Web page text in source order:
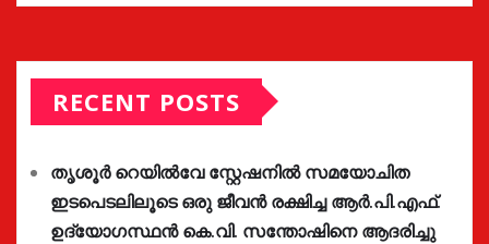
RECENT POSTS
തൃശൂർ റെയിൽവേ സ്റ്റേഷനിൽ സമയോചിത
ഇടപെടലിലൂടെ ഒരു ജീവൻ രക്ഷിച്ച ആർ.പി.എഫ്.
ഉദ്യോഗസ്ഥൻ കെ.വി. സന്തോഷിനെ ആദരിച്ചു